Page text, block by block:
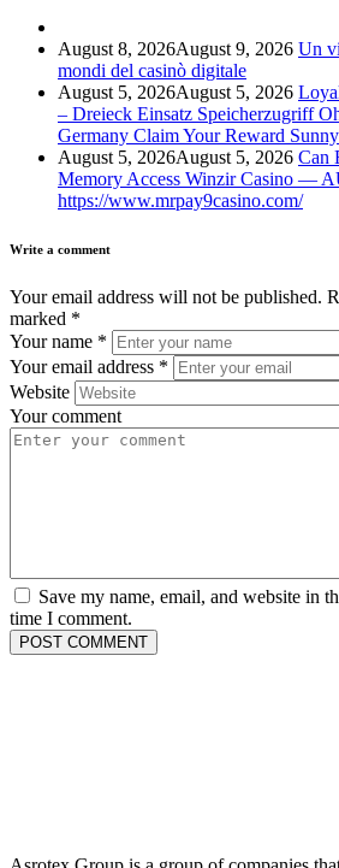
August 8, 2026August 9, 2026 Un
mondi del casinò digitale
August 5, 2026August 5, 2026
– Dreieck Einsatz Speicherzugriff
Germany Claim Your Reward
August 5, 2026August 5, 2026 Can
Memory Access Winzir Casino —
https://www.mrpay9casino.com/
Write a comment
Your email address will not be published.
marked *
Your name *
Your email address *
Website
Your comment
Save my name, email, and website in
time I comment.